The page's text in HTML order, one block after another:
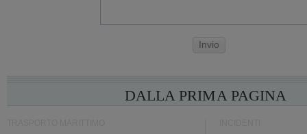
Invio
DALLA PRIMA PAGINA